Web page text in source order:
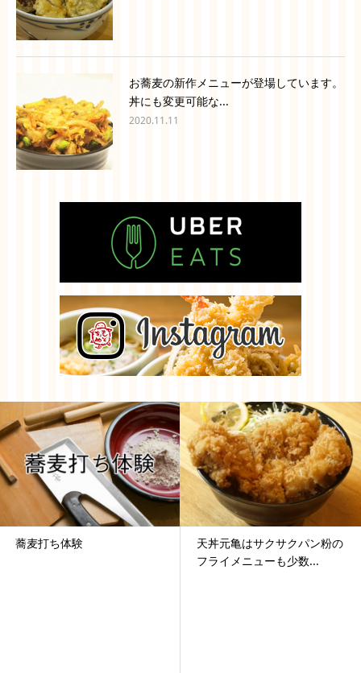
お蕎麦の新作メニューが登場しています。
丼にも変更可能な...
2020.11.11
蕎麦打ち体験
天丼元亀はサクサクパン粉の
フライメニューも少数...